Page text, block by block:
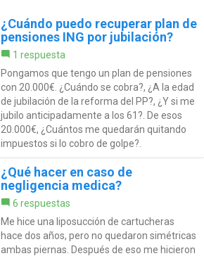
¿Cuándo puedo recuperar plan de
pensiones ING por jubilación?
1 respuesta
Pongamos que tengo un plan de pensiones
con 20.000€. ¿Cuándo se cobra?, ¿A la edad
de jubilación de la reforma del PP?, ¿Y si me
jubilo anticipadamente a los 61?. De esos
20.000€, ¿Cuántos me quedarán quitando
impuestos si lo cobro de golpe?.
¿Qué hacer en caso de
negligencia medica?
6 respuestas
Me hice una liposucción de cartucheras
hace dos años, pero no quedaron simétricas
ambas piernas. Después de eso me hicieron